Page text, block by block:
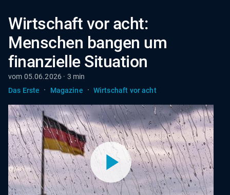
Wirtschaft vor acht:
Menschen bangen um
finanzielle Situation
vom 05.06.2026 · 3 min
Das Erste
· Magazine · Wirtschaft vor acht